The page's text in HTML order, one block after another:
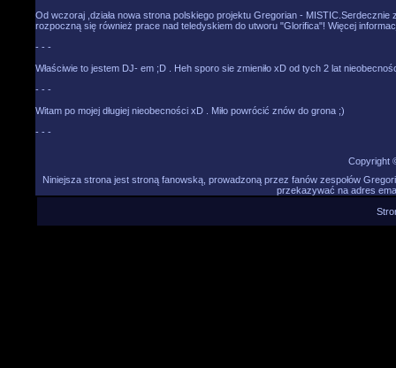
Od wczoraj ,działa nowa strona polskiego projektu Gregorian -
rozpoczną się również prace nad teledyskiem do utworu "Glorifica"! Więcej
- - -
Właściwie to jestem DJ- em ;D . Heh sporo sie zmieniło xD od tych 2 lat
- - -
Witam po mojej długiej nieobecności xD . Miło powrócić znów do grona ;)
- - -
Copyright
Niniejsza strona jest stroną fanowską, prowadzoną przez fanów zespołów
przekazywać na adres